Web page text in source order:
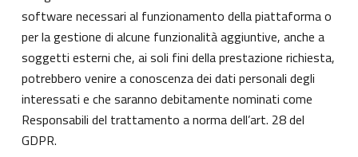
software necessari al funzionamento della piattaforma o
per la gestione di alcune funzionalità aggiuntive, anche a
soggetti esterni che, ai soli fini della prestazione richiesta,
potrebbero venire a conoscenza dei dati personali degli
interessati e che saranno debitamente nominati come
Responsabili del trattamento a norma dell’art. 28 del
GDPR.